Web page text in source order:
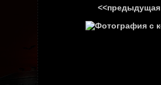
<<предыдущая